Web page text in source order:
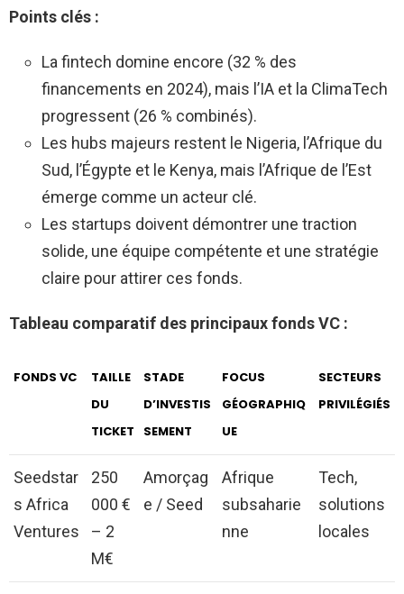
Points clés :
La fintech domine encore (32 % des
financements en 2024), mais l’IA et la ClimaTech
progressent (26 % combinés).
Les hubs majeurs restent le Nigeria, l’Afrique du
Sud, l’Égypte et le Kenya, mais l’Afrique de l’Est
émerge comme un acteur clé.
Les startups doivent démontrer une traction
solide, une équipe compétente et une stratégie
claire pour attirer ces fonds.
Tableau comparatif des principaux fonds VC :
FONDS VC
TAILLE
DU
TICKET
STADE
D’INVESTIS
SEMENT
FOCUS
GÉOGRAPHIQ
UE
SECTEURS
PRIVILÉGIÉS
Seedstar
s Africa
Ventures
250
000 €
– 2
M€
Amorçag
e / Seed
Afrique
subsaharie
nne
Tech,
solutions
locales